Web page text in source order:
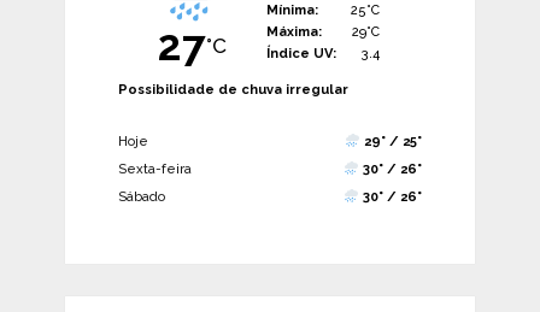
27°C
Mínima:
25°C
Máxima:
29°C
Índice UV:
3.4
Possibilidade de chuva irregular
Hoje
29° / 25°
Sexta-feira
30° / 26°
Sábado
30° / 26°